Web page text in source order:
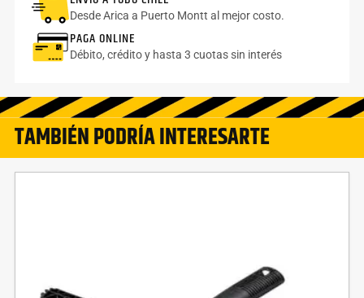
Desde Arica a Puerto Montt al mejor costo.
PAGA ONLINE
Débito, crédito y hasta 3 cuotas sin interés
TAMBIÉN PODRÍA INTERESARTE